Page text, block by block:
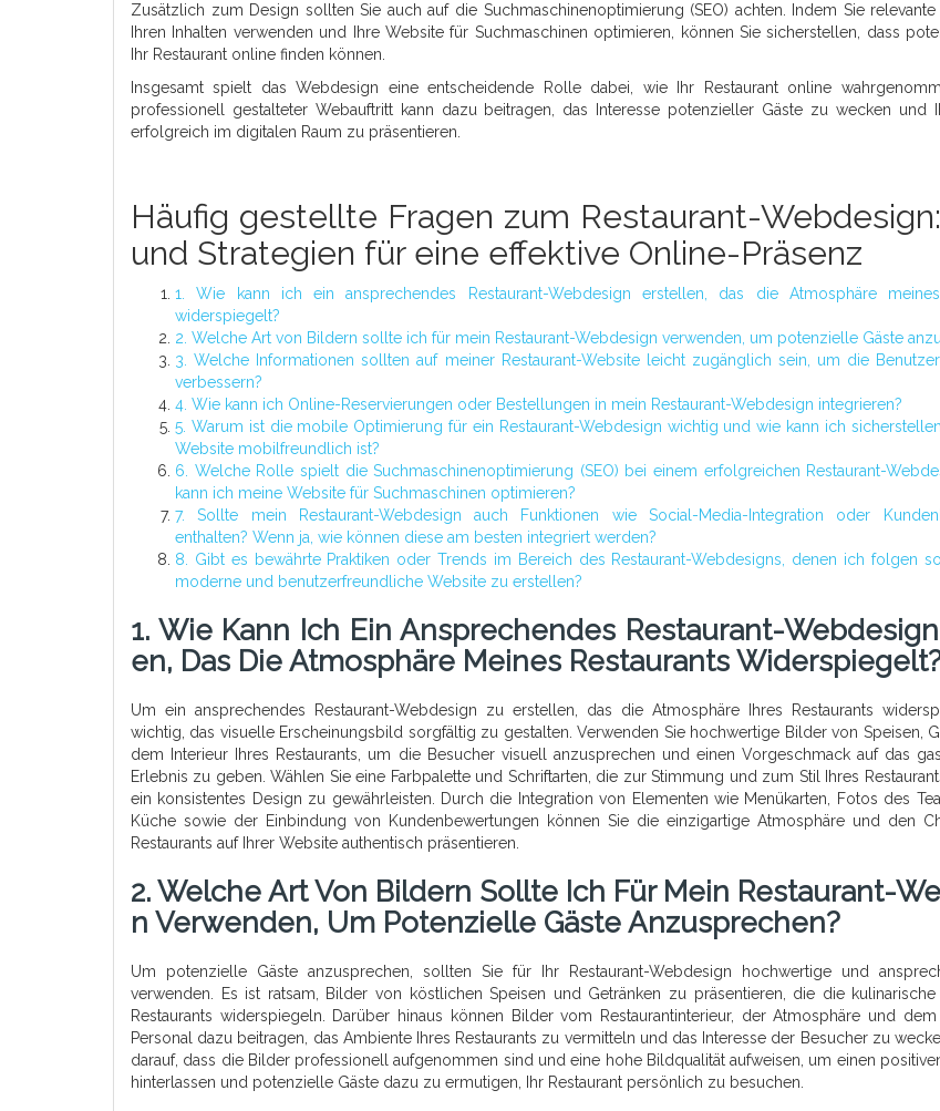
Zusätzlich zum Design sollten Sie auch auf die Suchmaschinenoptimierung (SEO) achten. Indem Sie
Ihren Inhalten verwenden und Ihre Website für Suchmaschinen optimieren, können Sie sicherstellen, dass
Ihr Restaurant online finden können.
Insgesamt spielt das Webdesign eine entscheidende Rolle dabei, wie Ihr Restaurant online
professionell gestalteter Webauftritt kann dazu beitragen, das Interesse potenzieller Gäste zu wecken und
erfolgreich im digitalen Raum zu präsentieren.
Häufig gestellte Fragen zum Restaurant-
und Strategien für eine effektive Online-Präsenz
1. Wie kann ich ein ansprechendes Restaurant-Webdesign erstellen, das die Atmosphäre meines
widerspiegelt?
2. Welche Art von Bildern sollte ich für mein Restaurant-Webdesign verwenden, um potenzielle Gäste
3. Welche Informationen sollten auf meiner Restaurant-Website leicht zugänglich sein, um die
verbessern?
4. Wie kann ich Online-Reservierungen oder Bestellungen in mein Restaurant-Webdesign integrieren?
5. Warum ist die mobile Optimierung für ein Restaurant-Webdesign wichtig und wie kann ich
Website mobilfreundlich ist?
6. Welche Rolle spielt die Suchmaschinenoptimierung (SEO) bei einem erfolgreichen Restaurant-
kann ich meine Website für Suchmaschinen optimieren?
7. Sollte mein Restaurant-Webdesign auch Funktionen wie Social-Media-Integration oder
enthalten? Wenn ja, wie können diese am besten integriert werden?
8. Gibt es bewährte Praktiken oder Trends im Bereich des Restaurant-Webdesigns, denen ich folgen
moderne und benutzerfreundliche Website zu erstellen?
1. Wie Kann Ich Ein Ansprechendes Restaurant-
En, Das Die Atmosphäre Meines Restaurants
Um ein ansprechendes Restaurant-Webdesign zu erstellen, das die Atmosphäre Ihres Restaurants
wichtig, das visuelle Erscheinungsbild sorgfältig zu gestalten. Verwenden Sie hochwertige Bilder von Speisen,
dem Interieur Ihres Restaurants, um die Besucher visuell anzusprechen und einen Vorgeschmack auf das
Erlebnis zu geben. Wählen Sie eine Farbpalette und Schriftarten, die zur Stimmung und zum Stil Ihres
ein konsistentes Design zu gewährleisten. Durch die Integration von Elementen wie Menükarten, Fotos des
Küche sowie der Einbindung von Kundenbewertungen können Sie die einzigartige Atmosphäre und den
Restaurants auf Ihrer Website authentisch präsentieren.
2. Welche Art Von Bildern Sollte Ich Für Mein Restaurant-
N Verwenden, Um Potenzielle Gäste Anzusprechen?
Um potenzielle Gäste anzusprechen, sollten Sie für Ihr Restaurant-Webdesign hochwertige und
verwenden. Es ist ratsam, Bilder von köstlichen Speisen und Getränken zu präsentieren, die die
Restaurants widerspiegeln. Darüber hinaus können Bilder vom Restaurantinterieur, der Atmosphäre und
Personal dazu beitragen, das Ambiente Ihres Restaurants zu vermitteln und das Interesse der Besucher zu
darauf, dass die Bilder professionell aufgenommen sind und eine hohe Bildqualität aufweisen, um einen
hinterlassen und potenzielle Gäste dazu zu ermutigen, Ihr Restaurant persönlich zu besuchen.